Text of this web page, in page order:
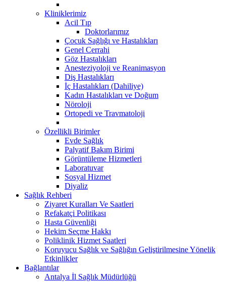
Kliniklerimiz
Acil Tıp
Doktorlarımız
Çocuk Sağlığı ve Hastalıkları
Genel Cerrahi
Göz Hastalıkları
Anesteziyoloji ve Reanimasyon
Diş Hastalıkları
İç Hastalıkları (Dahiliye)
Kadın Hastalıkları ve Doğum
Nöroloji
Ortopedi ve Travmatoloji
Özellikli Birimler
Evde Sağlık
Palyatif Bakım Birimi
Görüntüleme Hizmetleri
Laboratuvar
Sosyal Hizmet
Diyaliz
Sağlık Rehberi
Ziyaret Kuralları Ve Saatleri
Refakatçi Politikası
Hasta Güvenliği
Hekim Seçme Hakkı
Poliklinik Hizmet Saatleri
Koruyucu Sağlık ve Sağlığın Geliştirilmesine Yönelik
Etkinlikler
Bağlantılar
Antalya İl Sağlık Müdürlüğü